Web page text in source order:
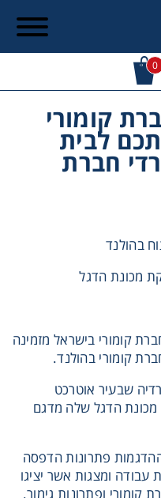
0
קומורי
לבית
חברת
בהולנד
מכונת הדגל
קומורי בישראל מזמינה
קומורי בהולנד.
שבעיר אוטרכט
הדגל שלה מדגם
ההדגמות פתרונות הדפסה
ומצגות אשר יציגו
קומורי ופתרונות גימור.
מגטר